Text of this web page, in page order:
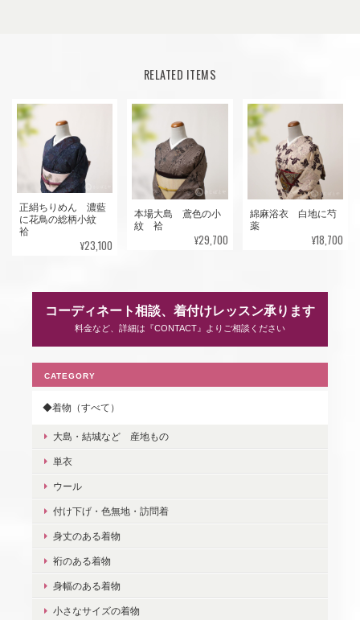
RELATED ITEMS
正絹ちりめん 濃藍
に花鳥の総柄小紋
袷
¥23,100
本場大島 鳶色の小
紋 袷
¥29,700
綿麻浴衣 白地に芍
薬
¥18,700
コーディネート相談、着付けレッスン承ります
料金など、詳細は『CONTACT』よりご相談ください
CATEGORY
◆着物（すべて）
大島・結城など 産地もの
単衣
ウール
付け下げ・色無地・訪問着
身丈のある着物
裄のある着物
身幅のある着物
小さなサイズの着物